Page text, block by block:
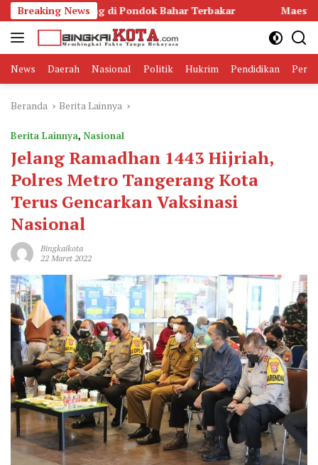
Langsung
ke
konten
Breaking News
Kosong di Pondok Bahar Terbakar Maesyal Rasyid
News Daerah Nasional Politik Hukrim Pendidikan
Beranda Berita Lainnya
Berita Lainnya, Nasional
Jelang Ramadhan 1443 Hijriah,
Polres Metro Tangerang Kota
Terus Gencarkan Vaksinasi
Nasional
Bingkaikota
22 Maret 2022